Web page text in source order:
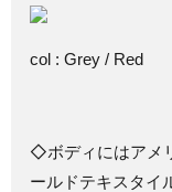
col : Grey / Red
◇ボディにはアメ
ールドテキスタイ